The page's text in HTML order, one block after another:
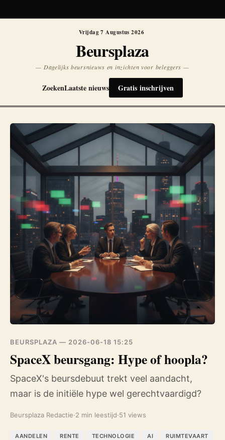
Vrijdag 7 Augustus 2026
Beursplaza
— Dagelijks beursnieuws en inzichten voor beleggers —
ZoekenLaatste nieuws Gratis inschrijven
BEURSPLAZA — 2026-06-18 15:25
SpaceX beursgang: Hype of hoopla?
SpaceX's beursdebuut trekt veel aandacht,
maar is de initiële hype wel gerechtvaardigd?
Beursplaza Redactie·2 min leestijd·51 views
AANDELEN RENTE TECHNOLOGIE AI RUIMTEVAART